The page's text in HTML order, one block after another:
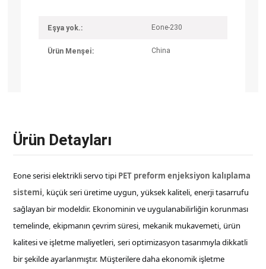
Eşya yok.: Eone-230
Ürün Menşei: China
Ürün Detayları
Eone serisi elektrikli servo tipi PET preform enjeksiyon kalıplama
sistemi, küçük seri üretime uygun, yüksek kaliteli, enerji tasarrufu
sağlayan bir modeldir. Ekonominin ve uygulanabilirliğin korunması
temelinde, ekipmanın çevrim süresi, mekanik mukavemeti, ürün
kalitesi ve işletme maliyetleri, seri optimizasyon tasarımıyla dikkatli
bir şekilde ayarlanmıştır. Müşterilere daha ekonomik işletme